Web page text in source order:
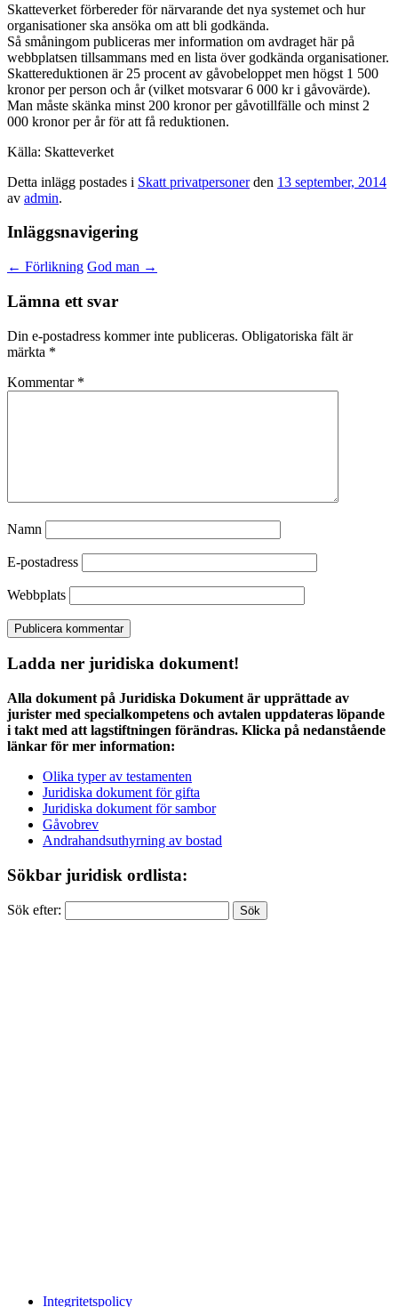
Skatteverket förbereder för närvarande det nya systemet och hur
organisationer ska ansöka om att bli godkända.
Så småningom publiceras mer information om avdraget här på
webbplatsen tillsammans med en lista över godkända organisationer.
Skattereduktionen är 25 procent av gåvobeloppet men högst 1 500
kronor per person och år (vilket motsvarar 6 000 kr i gåvovärde).
Man måste skänka minst 200 kronor per gåvotillfälle och minst 2
000 kronor per år för att få reduktionen.
Källa: Skatteverket
Detta inlägg postades i Skatt privatpersonerden 13 september, 2014
av admin.
Inläggsnavigering
← Förlikning God man →
Lämna ett svar
Din e-postadress kommer inte publiceras. Obligatoriska fält är
märkta *
Kommentar *
Namn
E-postadress
Webbplats
Ladda ner juridiska dokument!
Alla dokument på Juridiska Dokument är upprättade av
jurister med specialkompetens och avtalen uppdateras löpande
i takt med att lagstiftningen förändras. Klicka på nedanstående
länkar för mer information:
Olika typer av testamenten
Juridiska dokument för gifta
Juridiska dokument för sambor
Gåvobrev
Andrahandsuthyrning av bostad
Sökbar juridisk ordlista:
Sök efter:
Integritetspolicy